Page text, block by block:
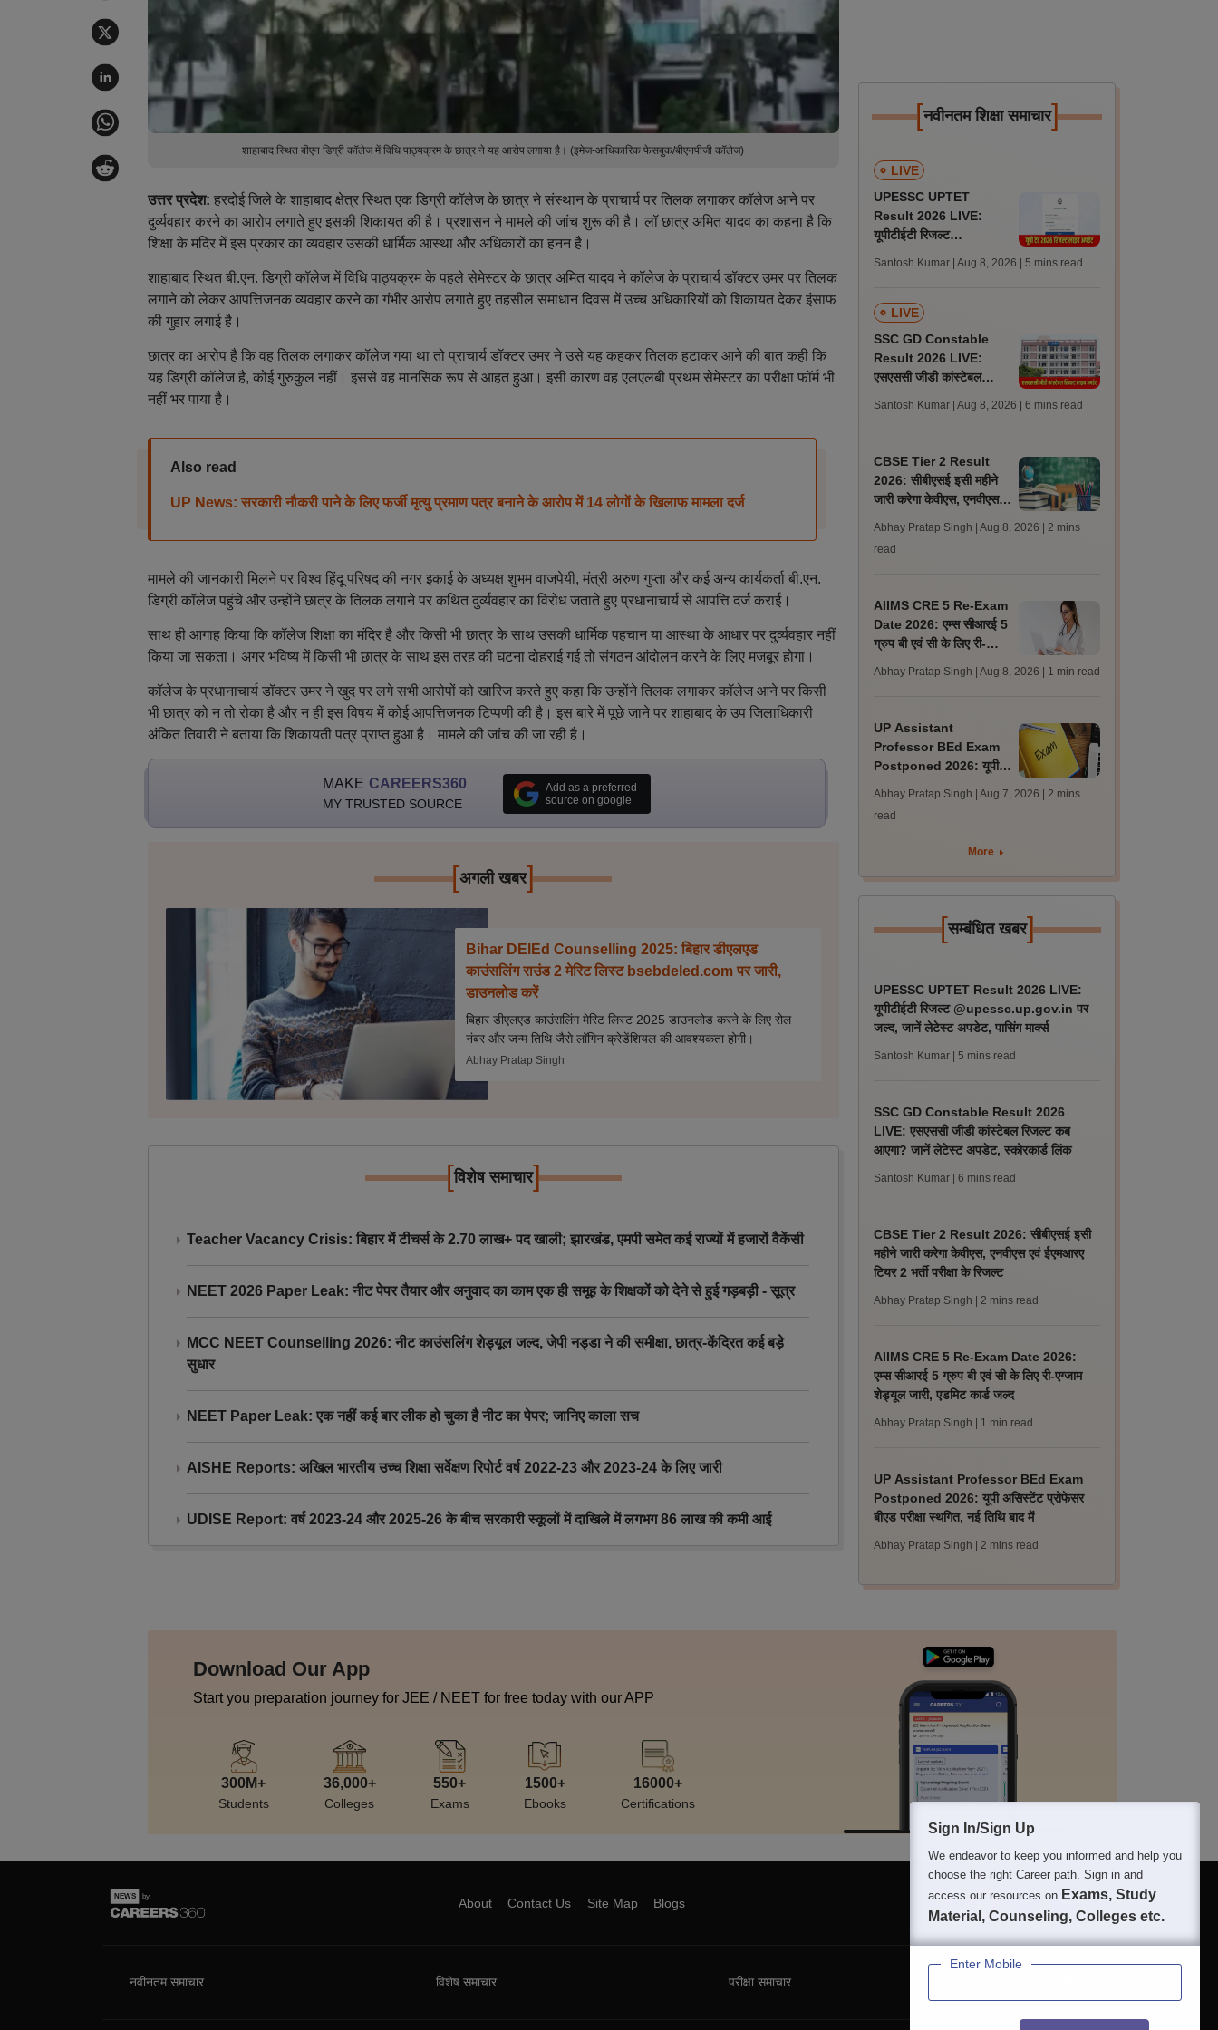
शाहाबाद स्थित बीएन डिग्री कॉलेज में विधि पाठ्यक्रम के छात्र ने यह आरोप लगाया है। (इमेज-आधिकारिक फेसबुक/बीएनपीजी कॉलेज)
उत्तर प्रदेश: हरदोई जिले के शाहाबाद क्षेत्र स्थित एक डिग्री कॉलेज के छात्र ने संस्थान के प्राचार्य पर तिलक लगाकर कॉलेज आने पर
दुर्व्यवहार करने का आरोप लगाते हुए इसकी शिकायत की है। प्रशासन ने मामले की जांच शुरू की है। लॉ छात्र अमित यादव का कहना है कि
शिक्षा के मंदिर में इस प्रकार का व्यवहार उसकी धार्मिक आस्था और अधिकारों का हनन है।
शाहाबाद स्थित बी.एन. डिग्री कॉलेज में विधि पाठ्यक्रम के पहले सेमेस्टर के छात्र अमित यादव ने कॉलेज के प्राचार्य डॉक्टर उमर पर तिलक
लगाने को लेकर आपत्तिजनक व्यवहार करने का गंभीर आरोप लगाते हुए तहसील समाधान दिवस में उच्च अधिकारियों को शिकायत देकर इंसाफ
की गुहार लगाई है।
छात्र का आरोप है कि वह तिलक लगाकर कॉलेज गया था तो प्राचार्य डॉक्टर उमर ने उसे यह कहकर तिलक हटाकर आने की बात कही कि
यह डिग्री कॉलेज है, कोई गुरुकुल नहीं। इससे वह मानसिक रूप से आहत हुआ। इसी कारण वह एलएलबी प्रथम सेमेस्टर का परीक्षा फॉर्म भी
नहीं भर पाया है।
Also read
UP News: सरकारी नौकरी पाने के लिए फर्जी मृत्यु प्रमाण पत्र बनाने के आरोप में 14 लोगों के खिलाफ मामला दर्ज
मामले की जानकारी मिलने पर विश्व हिंदू परिषद की नगर इकाई के अध्यक्ष शुभम वाजपेयी, मंत्री अरुण गुप्ता और कई अन्य कार्यकर्ता बी.एन.
डिग्री कॉलेज पहुंचे और उन्होंने छात्र के तिलक लगाने पर कथित दुर्व्यवहार का विरोध जताते हुए प्रधानाचार्य से आपत्ति दर्ज कराई।
साथ ही आगाह किया कि कॉलेज शिक्षा का मंदिर है और किसी भी छात्र के साथ उसकी धार्मिक पहचान या आस्था के आधार पर दुर्व्यवहार नहीं
किया जा सकता। अगर भविष्य में किसी भी छात्र के साथ इस तरह की घटना दोहराई गई तो संगठन आंदोलन करने के लिए मजबूर होगा।
कॉलेज के प्रधानाचार्य डॉक्टर उमर ने खुद पर लगे सभी आरोपों को खारिज करते हुए कहा कि उन्होंने तिलक लगाकर कॉलेज आने पर किसी
भी छात्र को न तो रोका है और न ही इस विषय में कोई आपत्तिजनक टिप्पणी की है। इस बारे में पूछे जाने पर शाहाबाद के उप जिलाधिकारी
अंकित तिवारी ने बताया कि शिकायती पत्र प्राप्त हुआ है। मामले की जांच की जा रही है।
MAKE CAREERS360
MY TRUSTED SOURCE
Add as a preferred
source on google
[अगली खबर]
Bihar DElEd Counselling 2025: बिहार डीएलएड
काउंसलिंग राउंड 2 मेरिट लिस्ट bsebdeled.com पर जारी,
डाउनलोड करें
बिहार डीएलएड काउंसलिंग मेरिट लिस्ट 2025 डाउनलोड करने के लिए रोल
नंबर और जन्म तिथि जैसे लॉगिन क्रेडेंशियल की आवश्यकता होगी।
Abhay Pratap Singh
[विशेष समाचार]
Teacher Vacancy Crisis: बिहार में टीचर्स के 2.70 लाख+ पद खाली; झारखंड, एमपी समेत कई राज्यों में हजारों वैकेंसी
NEET 2026 Paper Leak: नीट पेपर तैयार और अनुवाद का काम एक ही समूह के शिक्षकों को देने से हुई गड़बड़ी - सूत्र
MCC NEET Counselling 2026: नीट काउंसलिंग शेड्यूल जल्द, जेपी नड्डा ने की समीक्षा, छात्र-केंद्रित कई बड़े
सुधार
NEET Paper Leak: एक नहीं कई बार लीक हो चुका है नीट का पेपर; जानिए काला सच
AISHE Reports: अखिल भारतीय उच्च शिक्षा सर्वेक्षण रिपोर्ट वर्ष 2022-23 और 2023-24 के लिए जारी
UDISE Report: वर्ष 2023-24 और 2025-26 के बीच सरकारी स्कूलों में दाखिले में लगभग 86 लाख की कमी आई
[नवीनतम शिक्षा समाचार]
LIVE
UPESSC UPTET
Result 2026 LIVE:
यूपीटीईटी रिजल्ट
जल्द, जानें लेटेस्ट अपडेट,
Santosh Kumar | Aug 8, 2026 | 5 mins read
LIVE
SSC GD Constable
Result 2026 LIVE:
एसएससी जीडी कांस्टेबल
लेटेस्ट अपडेट, स्कोरकार्ड लिंक
Santosh Kumar | Aug 8, 2026 | 6 mins read
CBSE Tier 2 Result
2026: सीबीएसई इसी महीने
जारी करेगा केवीएस, एनवीएस
परीक्षा के रिजल्ट
Abhay Pratap Singh | Aug 8, 2026
| 2 mins
read
AIIMS CRE 5 Re-Exam
Date 2026: एम्स सीआरई 5
ग्रुप बी एवं सी के लिए री-
कार्ड जल्द
Abhay Pratap Singh | Aug 8, 2026 | 1 min read
UP Assistant
Professor BEd Exam
Postponed 2026: यूपी
स्थगित, नई तिथि बाद में
Abhay Pratap Singh | Aug 7, 2026
| 2 mins
read
More
[सम्बंधित खबर]
UPESSC UPTET Result 2026 LIVE:
यूपीटीईटी रिजल्ट @upessc.up.gov.in पर
जल्द, जानें लेटेस्ट अपडेट, पासिंग मार्क्स
Santosh Kumar | 5 mins read
SSC GD Constable Result 2026
LIVE: एसएससी जीडी कांस्टेबल रिजल्ट कब
आएगा? जानें लेटेस्ट अपडेट, स्कोरकार्ड लिंक
Santosh Kumar | 6 mins read
CBSE Tier 2 Result 2026: सीबीएसई इसी
महीने जारी करेगा केवीएस, एनवीएस एवं ईएमआरए
टियर 2 भर्ती परीक्षा के रिजल्ट
Abhay Pratap Singh | 2 mins read
AIIMS CRE 5 Re-Exam Date 2026:
एम्स सीआरई 5 ग्रुप बी एवं सी के लिए री-एग्जाम
शेड्यूल जारी, एडमिट कार्ड जल्द
Abhay Pratap Singh | 1 min read
UP Assistant Professor BEd Exam
Postponed 2026: यूपी असिस्टेंट प्रोफेसर
बीएड परीक्षा स्थगित, नई तिथि बाद में
Abhay Pratap Singh | 2 mins read
Download Our App
Start you preparation journey for JEE / NEET for free today with our APP
300M+
Students
36,000+
Colleges
550+
Exams
1500+
Ebooks
16000+
Certifications
About Contact Us Site Map Blogs
नवीनतम समाचार विशेष समाचार परीक्षा समाचार
Sign In/Sign Up
We endeavor to keep you informed and help you
choose the right Career path. Sign in and
access our resources on Exams, Study
Material, Counseling, Colleges etc.
Enter Mobile